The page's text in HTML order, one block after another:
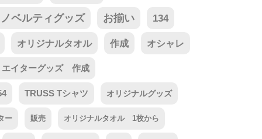
ノベルティグッズ お揃い 134
オリジナルタオル 作成 オシャレ
エイターグッズ 作成
TRUSS Tシャツ オリジナルグッズ
ー 販売 オリジナルタオル 1枚から